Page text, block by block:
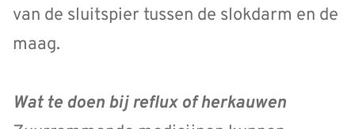
van de sluitspier tussen de slokdarm en de
maag.
Wat te doen bij reflux of herkauwen